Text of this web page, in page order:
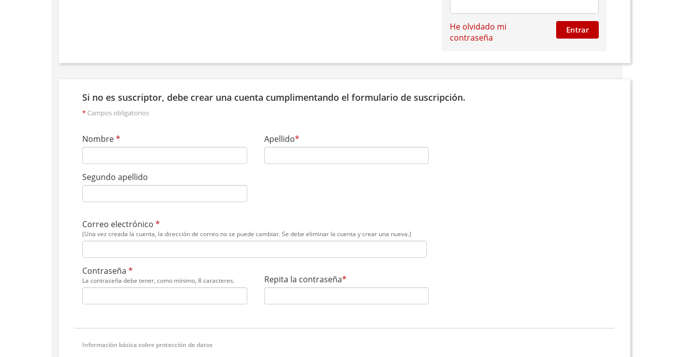
He olvidado mi
contraseña
Entrar
Si no es suscriptor, debe crear una cuenta cumplimentando el formulario de suscripción.
* Campos obligatorios
Nombre* Apellido*
Segundo apellido
Correo electrónico *
(Una vez creada la cuenta, la dirección de correo no se puede cambiar. Se debe eliminar la cuenta y crear una nueva.)
Contraseña *
La contraseña debe tener, como mínimo, 8 caracteres. Repita la contraseña*
Información básica sobre protección de datos